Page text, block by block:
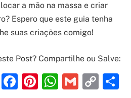
a mão na massa e criar
Espero que este guia tenha
suas criações comigo!
Post? Compartilhe ou Salve:
Facebook
Pinterest
Gmail